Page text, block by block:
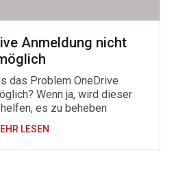
Anmeldung nicht
das Problem OneDrive
Wenn ja, wird dieser
es zu beheben
LESEN